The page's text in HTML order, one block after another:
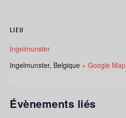
LIEU
Ingelmunster
Ingelmunster, Belgique + Google Map
Évènements liés